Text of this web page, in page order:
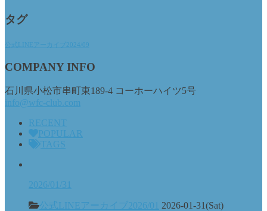
タグ
公式LINEアーカイブ2024/09
COMPANY INFO
石川県小松市串町東189-4 コーホーハイツ5号
info@wfc-club.com
RECENT
POPULAR
TAGS
2026/01/31
公式LINEアーカイブ2026/01 2026-01-31(Sat)